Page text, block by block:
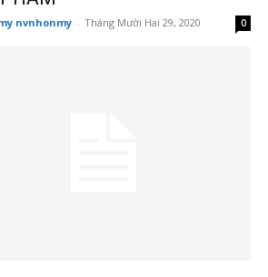
nvnhonmy - Tháng Mười Hai 29, 2020 0